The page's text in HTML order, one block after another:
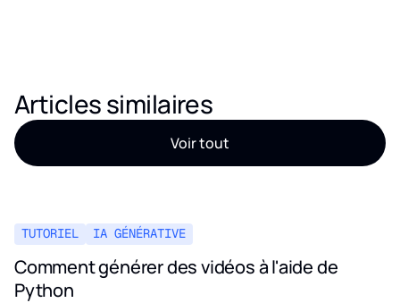
Articles similaires
Voir tout
TUTORIEL IA GÉNÉRATIVE
Comment générer des vidéos à l'aide de
Python